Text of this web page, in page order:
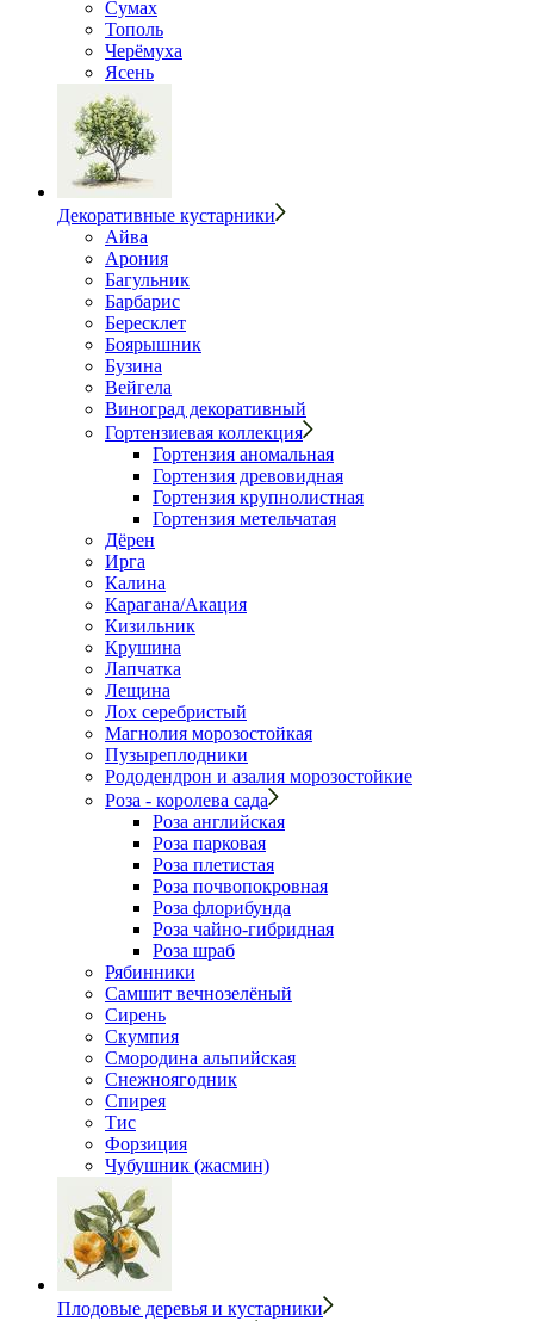
Сумах
Тополь
Черёмуха
Ясень
Декоративные кустарники
Айва
Арония
Багульник
Барбарис
Бересклет
Боярышник
Бузина
Вейгела
Виноград декоративный
Гортензиевая коллекция
Гортензия аномальная
Гортензия древовидная
Гортензия крупнолистная
Гортензия метельчатая
Дёрен
Ирга
Калина
Карагана/Акация
Кизильник
Крушина
Лапчатка
Лещина
Лох серебристый
Магнолия морозостойкая
Пузыреплодники
Рододендрон и азалия морозостойкие
Роза - королева сада
Роза английская
Роза парковая
Роза плетистая
Роза почвопокровная
Роза флорибунда
Роза чайно-гибридная
Роза шраб
Рябинники
Самшит вечнозелёный
Сирень
Скумпия
Смородина альпийская
Снежноягодник
Спирея
Тис
Форзиция
Чубушник (жасмин)
Плодовые деревья и кустарники